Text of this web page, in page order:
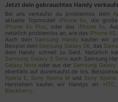
Jetzt dein gebrauchtes Handy
Bei uns verkaufst du problemlos dein
aktuelle Topmodell
iPhone 6s , die
iPhone 6s Plus , oder das iPhone 5s .
natürlich problemlos an, wie das iPhone 4S
Auch dein Samsung Handykaufen wir
Beispiel dein Samsung Galaxy S6 , das
dein Handy schnell zu Geld. Natürlich
Samsung Galaxy S Serie auch Samsung
Galaxy Note oder aus der Samsung Galaxy
ebenfalls auf duverkaufst.de los.
Xperia E
Sony Xperia M und Sony Xperia
Herstellern kaufen wir Handys an:
HTC
Blackberry
Angeklickte Links zu
Benutzer-ID
IP Adresse
Seitengeschwindigkeit
Seiten-URL
Anzahl der
Benutzer-Agent
Browser Informationen
Zeitzone